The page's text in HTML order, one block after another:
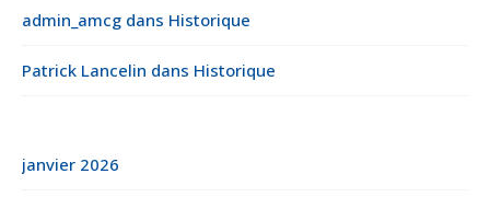
admin_amcg dans Historique
Patrick Lancelin dans Historique
janvier 2026